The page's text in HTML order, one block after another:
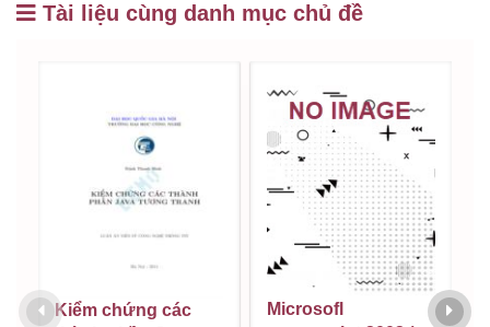
Tài liệu cùng danh mục chủ đề
Kiểm chứng các
Microsofl